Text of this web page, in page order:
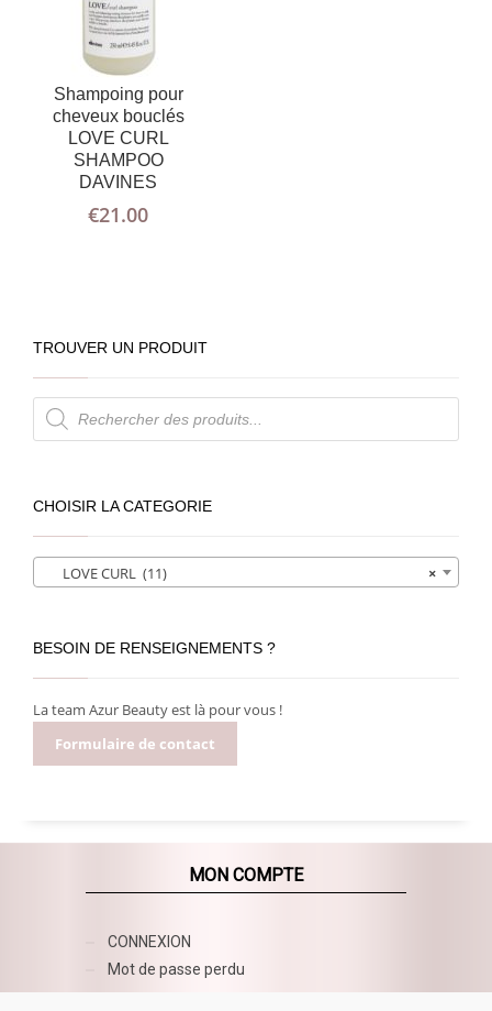
Shampoing pour
cheveux bouclés
LOVE CURL
SHAMPOO
DAVINES
€21.00
TROUVER UN PRODUIT
Recherche
de
produits
CHOISIR LA CATEGORIE
×
LOVE CURL (11)
BESOIN DE RENSEIGNEMENTS ?
La team Azur Beauty est là pour vous !
Formulaire de contact
MON COMPTE
CONNEXION
Mot de passe perdu